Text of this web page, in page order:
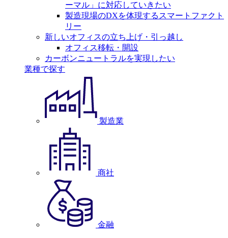
ーマル」に対応していきたい
製造現場のDXを体現するスマートファクト
リー
新しいオフィスの立ち上げ・引っ越し
オフィス移転・開設
カーボンニュートラルを実現したい
業種で探す
製造業
商社
金融